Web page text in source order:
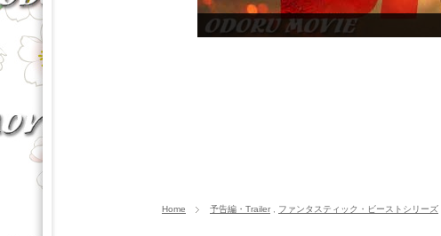
Home 予告編・Trailer ファンタスティック・ビーストシリーズ